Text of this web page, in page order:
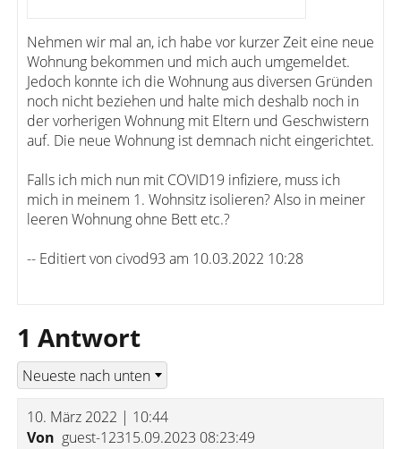
Nehmen wir mal an, ich habe vor kurzer Zeit eine neue
Wohnung bekommen und mich auch umgemeldet.
Jedoch konnte ich die Wohnung aus diversen Gründen
noch nicht beziehen und halte mich deshalb noch in
der vorherigen Wohnung mit Eltern und Geschwistern
auf. Die neue Wohnung ist demnach nicht eingerichtet.
Falls ich mich nun mit COVID19 infiziere, muss ich
mich in meinem 1. Wohnsitz isolieren? Also in meiner
leeren Wohnung ohne Bett etc.?
-- Editiert von civod93 am 10.03.2022 10:28
1 Antwort
10. März 2022 | 10:44
Von guest-12315.09.2023 08:23:49